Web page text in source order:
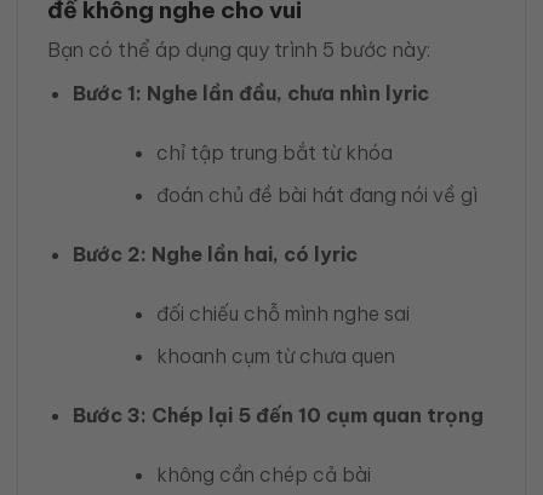
để không nghe cho vui
Bạn có thể áp dụng quy trình 5 bước này:
Bước 1: Nghe lần đầu, chưa nhìn lyric
chỉ tập trung bắt từ khóa
đoán chủ đề bài hát đang nói về gì
Bước 2: Nghe lần hai, có lyric
đối chiếu chỗ mình nghe sai
khoanh cụm từ chưa quen
Bước 3: Chép lại 5 đến 10 cụm quan trọng
không cần chép cả bài